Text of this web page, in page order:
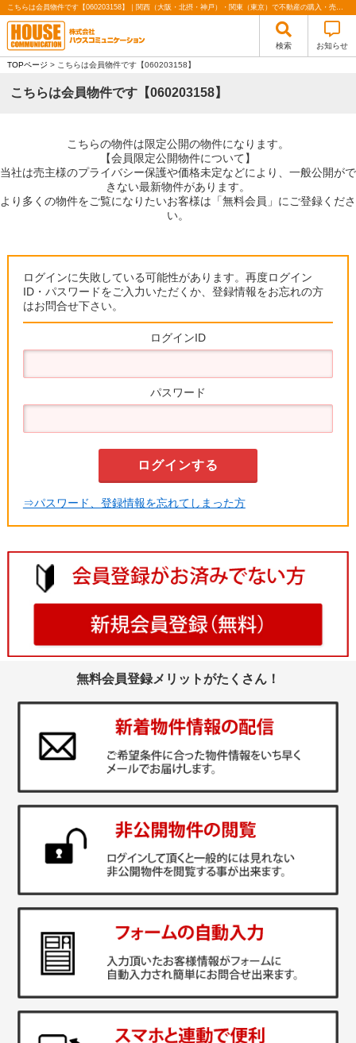
こちらは会員物件です【060203158】｜関西（大阪・北摂・神戸）・関東（東京）で不動産の購入・売却、注文住宅、リノベーションの事なら株式会社ハウスコミュニケーション
検索 お知らせ
TOPページ > こちらは会員物件です【060203158】
こちらは会員物件です【060203158】
こちらの物件は限定公開の物件になります。
【会員限定公開物件について】
当社は売主様のプライバシー保護や価格未定などにより、一般公開がで
きない最新物件があります。
より多くの物件をご覧になりたいお客様は「無料会員」にご登録くださ
い。
ログインに失敗している可能性があります。再度ログイン
ID・パスワードをご入力いただくか、登録情報をお忘れの方
はお問合せ下さい。
ログインID
パスワード
⇒パスワード、登録情報を忘れてしまった方
無料会員登録メリットがたくさん！